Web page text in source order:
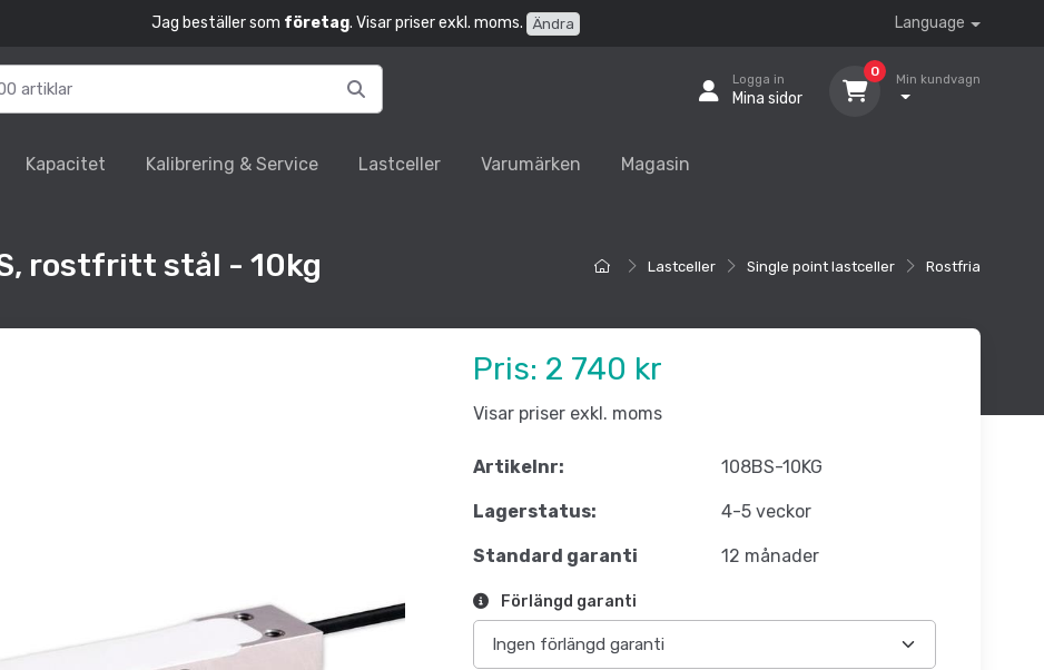
Jag beställer som företag. Visar priser exkl. moms. Ändra Language
Logga in
Mina sidor
0
Min kundvagn
Kapacitet Kalibrering & Service Lastceller Varumärken Magasin
Lastceller Single point lastceller Rostfria
rostfritt stål - 10kg
Pris: 2 740 kr
Visar priser exkl. moms
Artikelnr: 108BS-10KG
Lagerstatus: 4-5 veckor
Standard garanti 12 månader
Förlängd garanti